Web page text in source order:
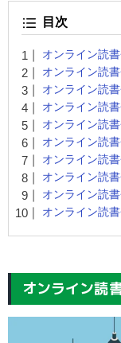
目次
オンライン読
オンライン読
オンライン読
オンライン読
オンライン読
オンライン読
オンライン読
オンライン読
オンライン読
オンライン読
オンライン読